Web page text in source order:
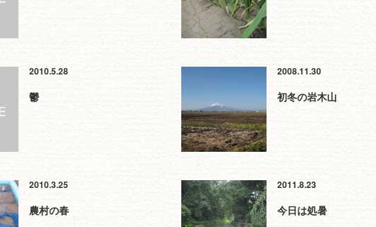
2010.5.28
鬱
2008.11.30
初冬の岩木山
2010.3.25
農村の春
2011.8.23
今日は処暑